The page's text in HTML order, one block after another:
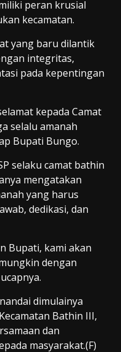
peran krusial
kecamatan.
yang baru dilantik
integritas,
pada kepentingan
kepada Camat
selalu amanah
Bupati Bungo.
selaku camat bathin
mengatakan
yang harus
dedikasi, dan
Bupati, kami akan
dengan
dimulainya
Bathin III,
dan
masyarakat.(F)